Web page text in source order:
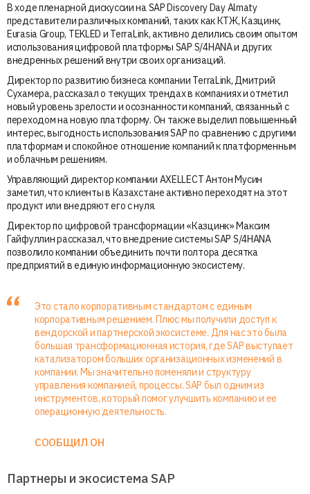
В ходе пленарной дискуссии на SAP Discovery Day Almaty
представители различных компаний, таких как КТЖ, Казцинк,
Eurasia Group, TEKLED и TerraLink, активно делились своим опытом
использования цифровой платформы SAP S/4HANA и других
внедренных решений внутри своих организаций.
Директор по развитию бизнеса компании TerraLink, Дмитрий
Сухамера, рассказал о текущих трендах в компаниях и отметил
новый уровень зрелости и осознанности компаний, связанный с
переходом на новую платформу. Он также выделил повышенный
интерес, выгодность использования SAP по сравнению с другими
платформам и спокойное отношение компаний к платформенным
и облачным решениям.
Управляющий директор компании AXELLECT Антон Мусин
заметил, что клиенты в Казахстане активно переходят на этот
продукт или внедряют его с нуля.
Директор по цифровой трансформации «Казцинк» Максим
Гайфуллин рассказал, что внедрение системы SAP S/4HANA
позволило компании объединить почти полтора десятка
предприятий в единую информационную экосистему.
Это стало корпоративным стандартом с единым
корпоративным решением. Плюс мы получили доступ к
вендорской и партнерской экосистеме. Для нас это была
большая трансформационная история, где SAP выступает
катализатором больших организационных изменений в
компании. Мы значительно поменяли и структуру
управления компанией, процессы. SAP был одним из
инструментов, который помог улучшить компанию и ее
операционную деятельность.
СООБЩИЛ ОН
Партнеры и экосистема SAP